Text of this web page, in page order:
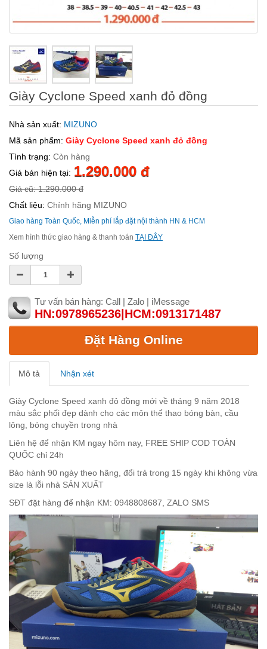
Giày Cyclone Speed xanh đỏ đồng
Nhà sản xuất: MIZUNO
Mã sản phẩm: Giày Cyclone Speed xanh đỏ đồng
Tình trạng: Còn hàng
Giá bán hiện tại: 1.290.000 đ
Giá cũ: 1.290.000 đ
Chất liệu: Chính hãng MIZUNO
Giao hàng Toàn Quốc, Miễn phí lắp đặt nội thành HN & HCM
Xem hình thức giao hàng & thanh toán TẠI ĐÂY
Số lượng
Tư vấn bán hàng: Call | Zalo | iMessage
HN:0978965236|HCM:0913171487
Đặt Hàng Online
Mô tả Nhận xét
Giày Cyclone Speed xanh đỏ đồng mới về tháng 9 năm 2018
màu sắc phối đẹp dành cho các môn thể thao bóng bàn, cầu
lông, bóng chuyền trong nhà
Liên hệ để nhận KM ngay hôm nay, FREE SHIP COD TOÀN
QUỐC chỉ 24h
Bảo hành 90 ngày theo hãng, đổi trả trong 15 ngày khi không vừa
size là lỗi nhà SẢN XUẤT
SĐT đặt hàng để nhận KM: 0948808687, ZALO SMS